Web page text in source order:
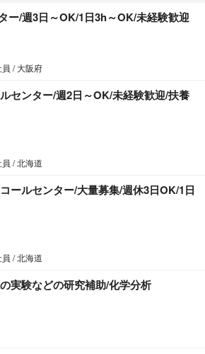
ー/週3日～OK/1日3h～OK/未経験歓迎
/ 大阪府
センター/週2日～OK/未経験歓迎/扶養
/ 北海道
ールセンター/大量募集/週休3日OK/1日
/ 北海道
実験などの研究補助/化学分析